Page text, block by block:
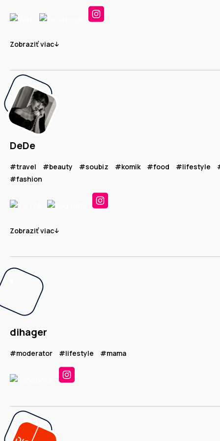
Zobraziť viac
DeDe
#travel #beauty #soubiz #komik #food #lifestyle
#fashion
Zobraziť viac
dihager
#moderator #lifestyle #mama